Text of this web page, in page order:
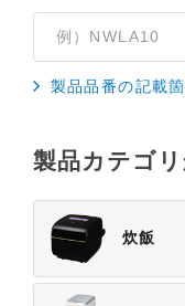
れる場合があり
扱説明書の内容
書の内容と異な
ご了承ください。
「使用上のご注
基準や業界基準
品に関する安全
接お問い合わせ
製品品番の記載
製品カテゴ
炊飯